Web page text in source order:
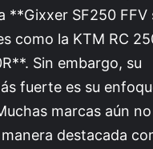
**Gixxer SF250 FFV
como la KTM RC
Sin embargo, su
fuerte es su
marcas aún
destacada